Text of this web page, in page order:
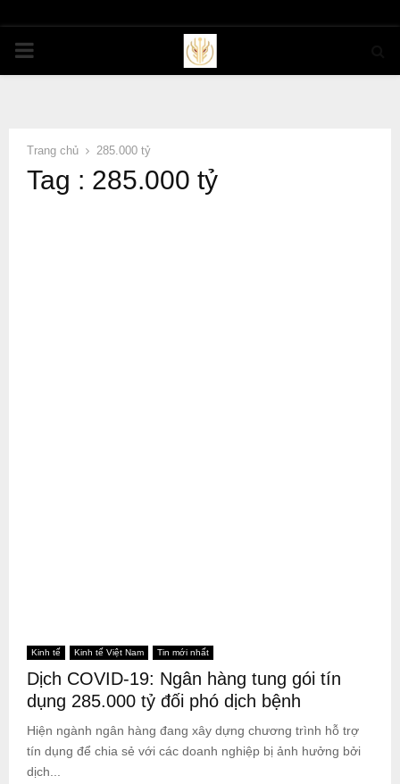
PRIMARY
Trang chủ 285.000 tỷ
Tag : 285.000 tỷ
Kinh tế Kinh tế Việt Nam Tin mới nhất
Dịch COVID-19: Ngân hàng tung gói tín
dụng 285.000 tỷ đối phó dịch bệnh
Hiện ngành ngân hàng đang xây dựng chương trình hỗ trợ
tín dụng để chia sẻ với các doanh nghiệp bị ảnh hưởng bởi
dịch...